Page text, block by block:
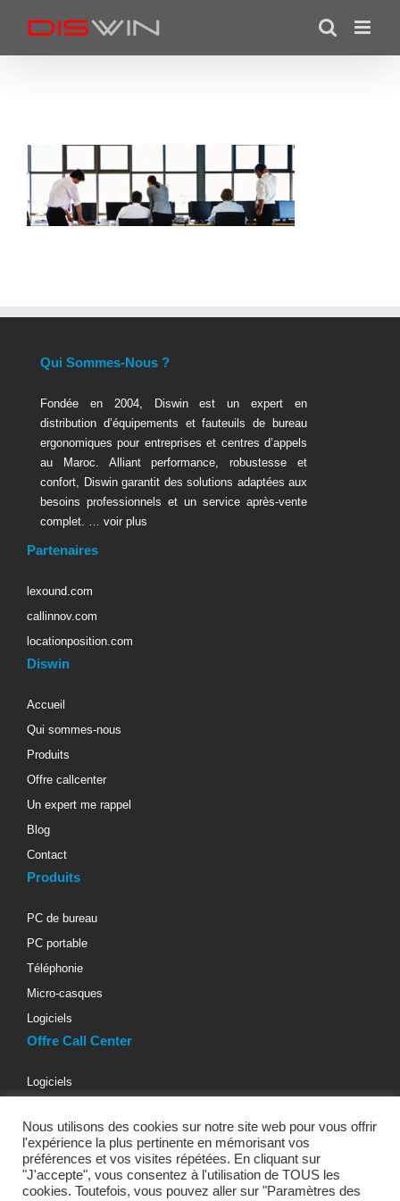
Qui Sommes-Nous ?
Fondée en 2004, Diswin est un expert en
distribution d’équipements et fauteuils de bureau
ergonomiques pour entreprises et centres d’appels
au Maroc. Alliant performance, robustesse et
confort, Diswin garantit des solutions adaptées aux
besoins professionnels et un service après-vente
complet. … voir plus
Partenaires
lexound.com
callinnov.com
locationposition.com
Diswin
Accueil
Qui sommes-nous
Produits
Offre callcenter
Un expert me rappel
Blog
Contact
Produits
PC de bureau
PC portable
Téléphonie
Micro-casques
Logiciels
Offre Call Center
Logiciels
Materiels informatiques
Micro-casques téléphoniques
Bureaux & Fauteuils
Nous utilisons des cookies sur notre site web pour vous offrir
l'expérience la plus pertinente en mémorisant vos
préférences et vos visites répétées. En cliquant sur
"J'accepte", vous consentez à l'utilisation de TOUS les
cookies. Toutefois, vous pouvez aller sur "Paramètres des